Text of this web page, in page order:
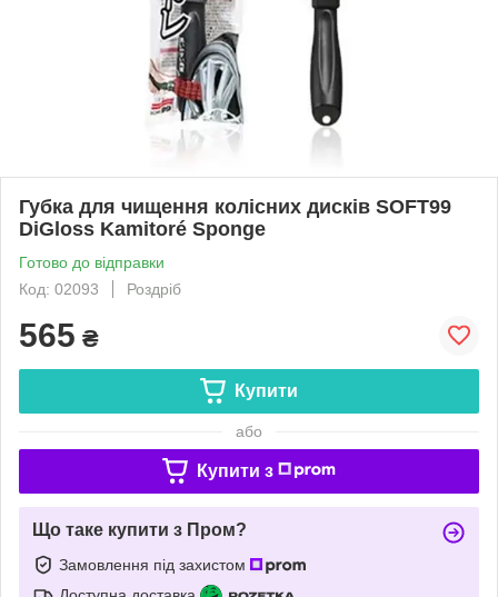
Губка для чищення колісних дисків SOFT99
DiGloss Kamitoré Sponge
Готово до відправки
Код: 02093
Роздріб
565 ₴
Купити
або
Купити з
Що таке купити з Пром?
Замовлення під захистом